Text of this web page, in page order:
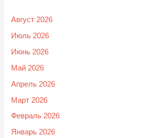
Август 2026
Июль 2026
Июнь 2026
Май 2026
Апрель 2026
Март 2026
Февраль 2026
Январь 2026